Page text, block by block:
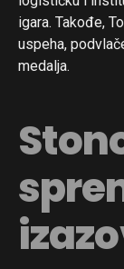
igara. Takođe,
uspeha,
medalja.